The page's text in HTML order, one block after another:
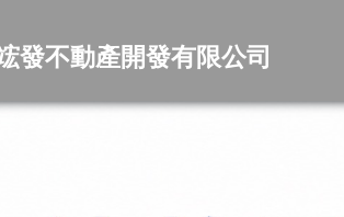
發不動產開發有限公司